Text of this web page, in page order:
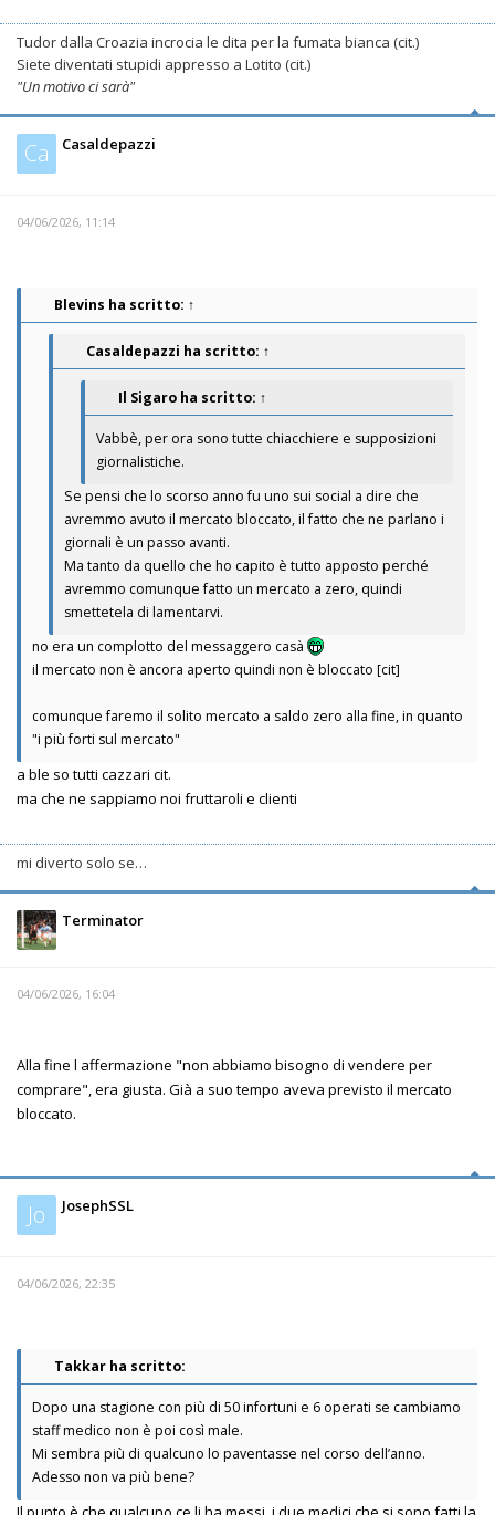
Tudor dalla Croazia incrocia le dita per la fumata bianca (cit.)
Siete diventati stupidi appresso a Lotito (cit.)
"Un motivo ci sarà"
Ca Casaldepazzi
04/06/2026, 11:14
Blevins ha scritto: ↑
Casaldepazzi ha scritto: ↑
Il Sigaro ha scritto: ↑
Vabbè, per ora sono tutte chiacchiere e supposizioni
giornalistiche.
Se pensi che lo scorso anno fu uno sui social a dire che
avremmo avuto il mercato bloccato, il fatto che ne parlano i
giornali è un passo avanti.
Ma tanto da quello che ho capito è tutto apposto perché
avremmo comunque fatto un mercato a zero, quindi
smettetela di lamentarvi.
no era un complotto del messaggero casà
il mercato non è ancora aperto quindi non è bloccato [cit]
comunque faremo il solito mercato a saldo zero alla fine, in quanto
"i più forti sul mercato"
a ble so tutti cazzari cit.
ma che ne sappiamo noi fruttaroli e clienti
mi diverto solo se…
Terminator
04/06/2026, 16:04
Alla fine l affermazione "non abbiamo bisogno di vendere per
comprare", era giusta. Già a suo tempo aveva previsto il mercato
bloccato.
Jo JosephSSL
04/06/2026, 22:35
Takkar ha scritto:
Dopo una stagione con più di 50 infortuni e 6 operati se cambiamo
staff medico non è poi così male.
Mi sembra più di qualcuno lo paventasse nel corso dell’anno.
Adesso non va più bene?